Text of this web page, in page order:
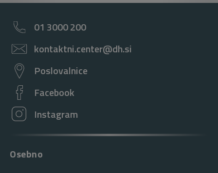
01 3000 200
kontaktni.center@dh.si
Poslovalnice
Facebook
Instagram
Osebno